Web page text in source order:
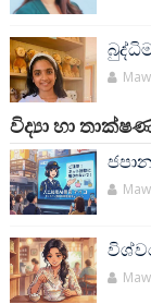
විද්‍යා හා